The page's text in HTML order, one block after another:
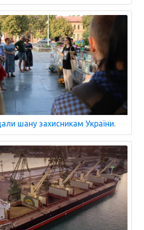
шану захисникам України.